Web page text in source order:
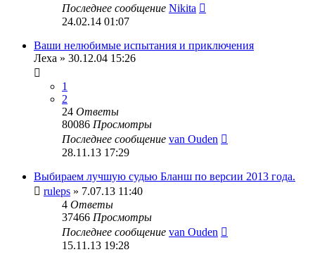
Последнее сообщение Nikita
24.02.14 01:07
Ваши нелюбимые испытания и приключения
Леха » 30.12.04 15:26
1
2
24 Ответы
80086 Просмотры
Последнее сообщение van Ouden
28.11.13 17:29
Выбираем лучшую судью Бланш по версии 2013 года.
ruleps » 7.07.13 11:40
4 Ответы
37466 Просмотры
Последнее сообщение van Ouden
15.11.13 19:28